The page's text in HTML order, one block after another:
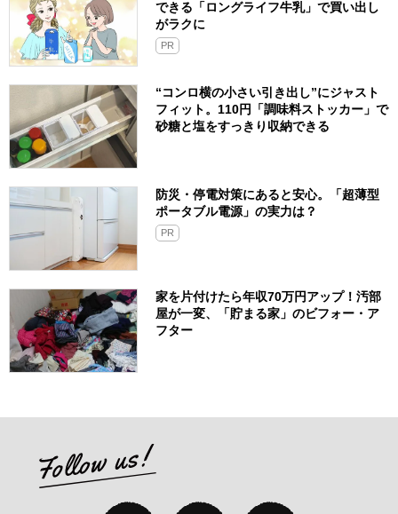
できる「ロングライフ牛乳」で買い出し
がラクに
PR
“コンロ横の小さい引き出し”にジャスト
フィット。110円「調味料ストッカー」で
砂糖と塩をすっきり収納できる
防災・停電対策にあると安心。「超薄型
ポータブル電源」の実力は？​
PR
家を片付けたら年収70万円アップ！汚部
屋が一変、「貯まる家」のビフォー・ア
フター